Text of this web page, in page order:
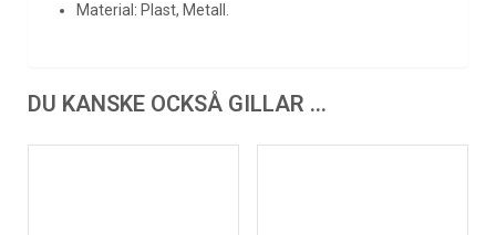
Material: Plast, Metall.
DU KANSKE OCKSÅ GILLAR …